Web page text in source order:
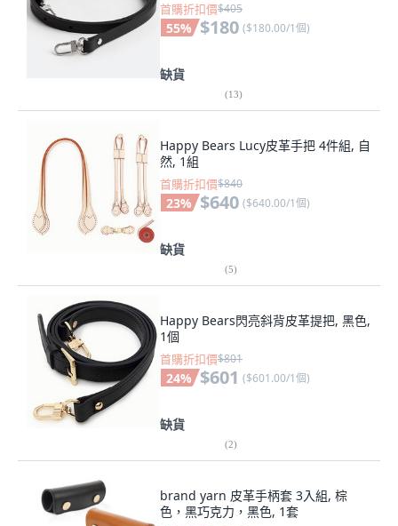
首購折扣價$405
55% $180 ($180.00/1個)
缺貨
(13)
Happy Bears Lucy皮革手把 4件組, 自
然, 1組
首購折扣價$840
23% $640 ($640.00/1個)
缺貨
(5)
Happy Bears閃亮斜背皮革提把, 黑色,
1個
首購折扣價$801
24% $601 ($601.00/1個)
缺貨
(2)
brand yarn 皮革手柄套 3入組, 棕
色，黑巧克力，黑色, 1套